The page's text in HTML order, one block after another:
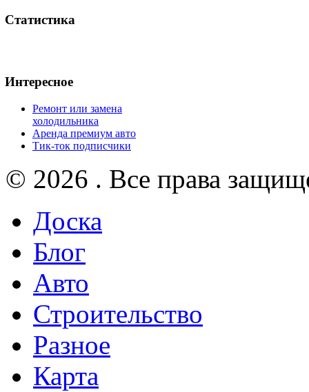
Статистика
Интересное
Ремонт или замена
холодильника
Аренда премиум авто
Тик-ток подписчики
© 2026 . Все права
Доска
Блог
Авто
Строительство
Разное
Карта